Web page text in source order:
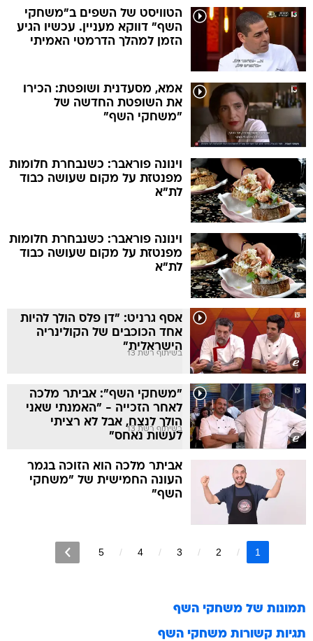
הטוויסט של השפים ב"משחקי
השף" דווקא מעניין. עכשיו הגיע
הזמן למהלך הדרמטי האמיתי
אמא, מסעדנית ושופטת: הכירו
את השופטת החדשה של
"משחקי השף"
וינונה פוראבר: כשנבחרת חלומות
מפנטזת על מקום שעושה כבוד
לת"א
וינונה פוראבר: כשנבחרת חלומות
מפנטזת על מקום שעושה כבוד
לת"א
אסף גרניט: "דן פלס הולך להיות
אחד הכוכבים של הקולינריה
הישראלית"
בשיתוף רשת 13
"משחקי השף": אביתר מלכה
לאחר הזכייה - "האמנתי שאני
הולך לנצח, אבל לא רציתי
לעשות נאחס"
בשיתוף רשת 13
אביתר מלכה הוא הזוכה בגמר
העונה החמישית של "משחקי
השף"
1
2
3
4
5
תמונות של משחקי השף
תגיות קשורות משחקי השף